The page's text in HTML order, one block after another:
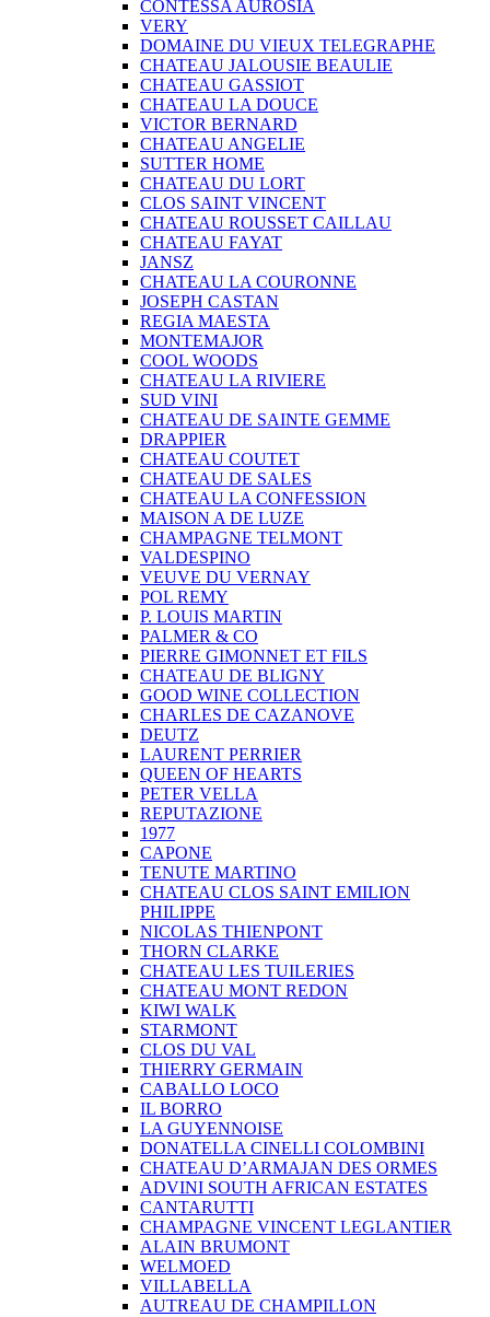
CONTESSA AUROSIA
VERY
DOMAINE DU VIEUX TELEGRAPHE
CHATEAU JALOUSIE BEAULIE
CHATEAU GASSIOT
CHATEAU LA DOUCE
VICTOR BERNARD
CHATEAU ANGELIE
SUTTER HOME
CHATEAU DU LORT
CLOS SAINT VINCENT
CHATEAU ROUSSET CAILLAU
CHATEAU FAYAT
JANSZ
CHATEAU LA COURONNE
JOSEPH CASTAN
REGIA MAESTA
MONTEMAJOR
COOL WOODS
CHATEAU LA RIVIERE
SUD VINI
CHATEAU DE SAINTE GEMME
DRAPPIER
CHATEAU COUTET
CHATEAU DE SALES
CHATEAU LA CONFESSION
MAISON A DE LUZE
CHAMPAGNE TELMONT
VALDESPINO
VEUVE DU VERNAY
POL REMY
P. LOUIS MARTIN
PALMER & CO
PIERRE GIMONNET ET FILS
CHATEAU DE BLIGNY
GOOD WINE COLLECTION
CHARLES DE CAZANOVE
DEUTZ
LAURENT PERRIER
QUEEN OF HEARTS
PETER VELLA
REPUTAZIONE
1977
CAPONE
TENUTE MARTINO
CHATEAU CLOS SAINT EMILION
PHILIPPE
NICOLAS THIENPONT
THORN CLARKE
CHATEAU LES TUILERIES
CHATEAU MONT REDON
KIWI WALK
STARMONT
CLOS DU VAL
THIERRY GERMAIN
CABALLO LOCO
IL BORRO
LA GUYENNOISE
DONATELLA CINELLI COLOMBINI
CHATEAU D’ARMAJAN DES ORMES
ADVINI SOUTH AFRICAN ESTATES
CANTARUTTI
CHAMPAGNE VINCENT LEGLANTIER
ALAIN BRUMONT
WELMOED
VILLABELLA
AUTREAU DE CHAMPILLON